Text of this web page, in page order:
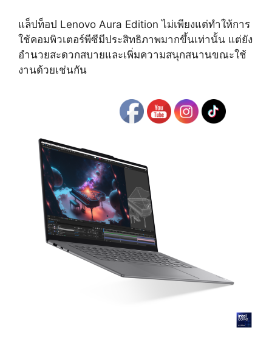
แล็ปท็อป Lenovo Aura Edition ไม่เพียงแต่ทำให้การ
ใช้คอมพิวเตอร์พีซีมีประสิทธิภาพมากขึ้นเท่านั้น แต่ยัง
อำนวยสะดวกสบายและเพิ่มความสนุกสนานขณะใช้
งานด้วยเช่นกัน